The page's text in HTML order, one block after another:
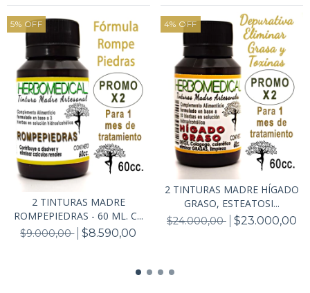
5% OFF
2 TINTURAS MADRE
ROMPEPIEDRAS - 60 ML. C...
$9.000,00 $8.590,00
4% OFF
2 TINTURAS MADRE HÍGADO
GRASO, ESTEATOSI...
$24.000,00 $23.000,00